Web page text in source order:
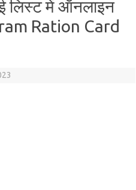
लिस्ट में ऑनलाइन
Ration Card